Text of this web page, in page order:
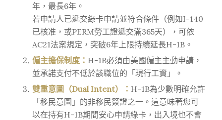
年，最長6年。
若申請人已遞交綠卡申請並符合條件（例如I-140
已核准，或PERM勞工證遞交滿365天），可依
AC21法案規定，突破6年上限持續延長H-1B。
僱主擔保制度： H-1B必須由美國僱主主動申請，
並承諾支付不低於該職位的「現行工資」。
雙重意圖（Dual Intent）： H-1B為少數明確允許
「移民意圖」的非移民簽證之一。這意味著您可
以在持有H-1B期間安心申請綠卡，出入境也不會